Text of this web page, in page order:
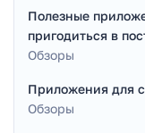
Полезные
пригодиться в
Обзоры
Приложения для
Обзоры